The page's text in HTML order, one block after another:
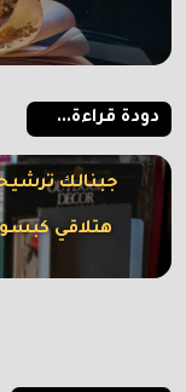
دودة قراءة...
جبنالك
هتلاقي